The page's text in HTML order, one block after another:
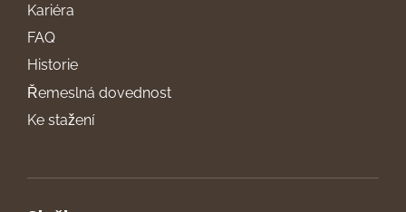
Kariéra
FAQ
Historie
Řemeslná dovednost
Ke stažení